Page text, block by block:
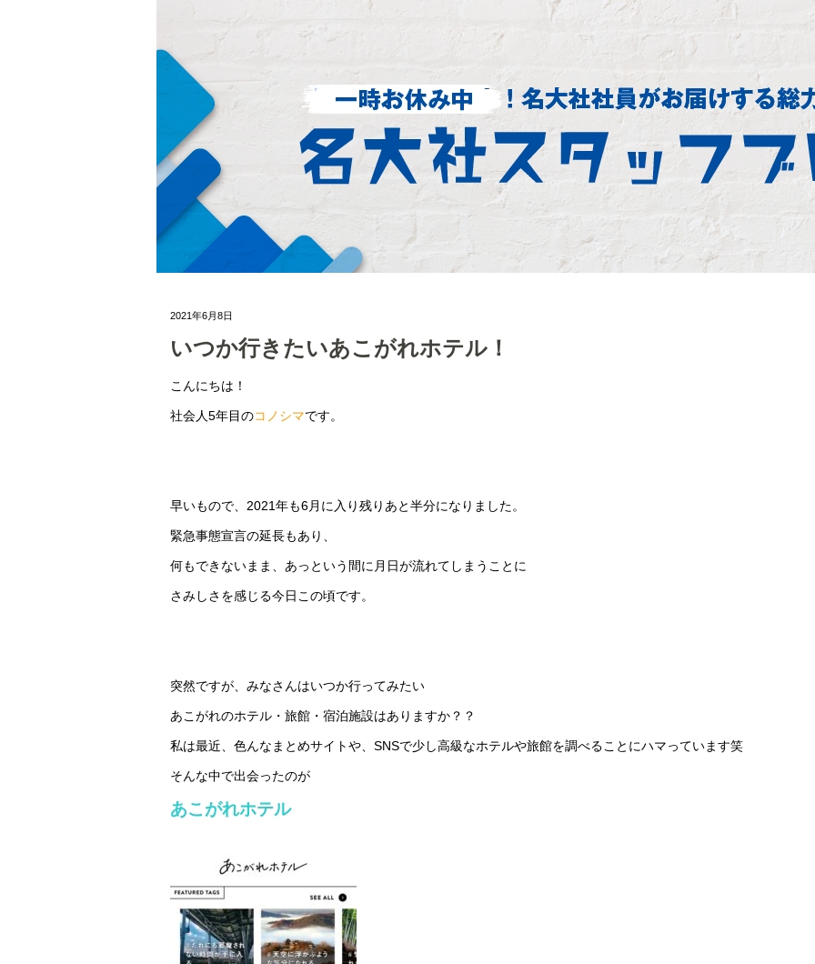
2021年6月8日
いつか行きたいあこがれホテル！
こんにちは！
社会人5年目のコノシマです。
早いもので、2021年も6月に入り残りあと半分になりました。
緊急事態宣言の延長もあり、
何もできないまま、あっという間に月日が流れてしまうことに
さみしさを感じる今日この頃です。
突然ですが、みなさんはいつか行ってみたい
あこがれのホテル・旅館・宿泊施設はありますか？？
私は最近、色んなまとめサイトや、SNSで少し高級なホテルや旅館を調べることにハマっています笑
そんな中で出会ったのが
あこがれホテル